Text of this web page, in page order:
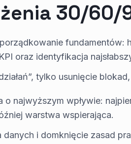
30/60/
fundamentów:
oraz identyfikacja
tylko usunięcie
o najwyższym wpływie:
warstwa wspierająca.
danych i domknięcie zasad